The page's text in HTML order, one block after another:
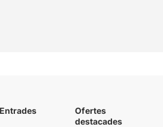
Entrades
Ofertes
destacades